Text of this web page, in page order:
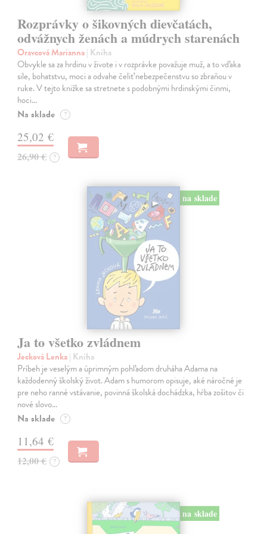
Rozprávky o šikovných dievčatách,
odvážnych ženách a múdrych starenách
Oravcová Marianna| Kniha
Obvykle sa za hrdinu v živote i v rozprávke považuje muž, a to vďaka
sile, bohatstvu, moci a odvahe čeliť nebezpečenstvu so zbraňou v
ruke. V tejto knižke sa stretnete s podobnými hrdinskými činmi,
hoci…
Na sklade ?
25,02 €
26,90 € ?
na sklade
Ja to všetko zvládnem
Jecková Lenka| Kniha
Príbeh je veselým a úprimným pohľadom druháha Adama na
každodenný školský život. Adam s humorom opisuje, aké náročné je
pre neho ranné vstávanie, povinná školská dochádzka, hŕba zošitov či
nové slovo…
Na sklade ?
11,64 €
12,00 € ?
na sklade